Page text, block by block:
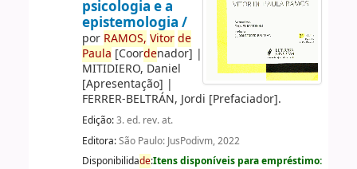
psicologia e a
epistemologia /
por RAMOS, Vitor de
Paula [Coordenador] |
MITIDIERO, Daniel
[Apresentação] |
FERRER-BELTRÁN, Jordi [Prefaciador].
Edição:3. ed. rev. at.
Editora:São Paulo: JusPodivm, 2022
Disponibilidade:Itens disponíveis para empréstimo: